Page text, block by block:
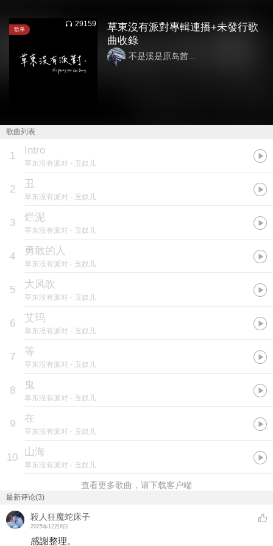
歌单
29159
草東沒有派對專輯連播+未發行歌
曲收錄
不是溪是原岛茜...
歌曲列表
1 Intro
草东没有派对 - 丑奴儿
2 丑
草东没有派对 - 丑奴儿
3 烂泥
草东没有派对 - 丑奴儿
4 勇敢的人
草东没有派对 - 丑奴儿
5 大风吹
草东没有派对 - 丑奴儿
6 艾玛
草东没有派对 - 丑奴儿
7 等
草东没有派对 - 丑奴儿
8 鬼
草东没有派对 - 丑奴儿
9 在
草东没有派对 - 丑奴儿
10 山海
草东没有派对 - 丑奴儿
查看更多歌曲，请下载客户端
最新评论(3)
殺人狂魔蛇床子
2025年12月6日
感謝整理。